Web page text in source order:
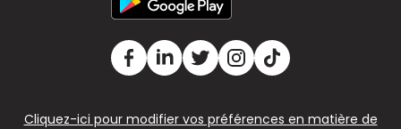
Cliquez-ici pour modifier vos préférences en matière de